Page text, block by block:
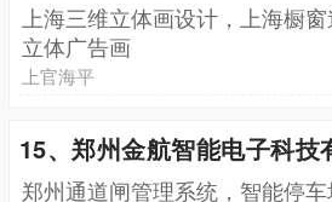
上海三维立体画设计，上海橱
立体广告画
上官海平
15、郑州金航智能电子科技
郑州通道闸管理系统，智能停